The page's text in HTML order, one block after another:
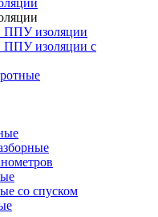
ППУ изоляции
изоляции с
со спуском